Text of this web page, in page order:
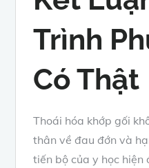
Trình
Có Thật
Thoái hóa khớp gối
thân về đau đớn và
tiến bộ của y học